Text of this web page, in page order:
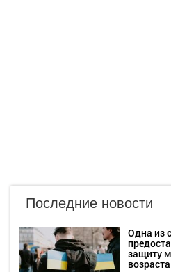
Последние новости
Одна из
защиту